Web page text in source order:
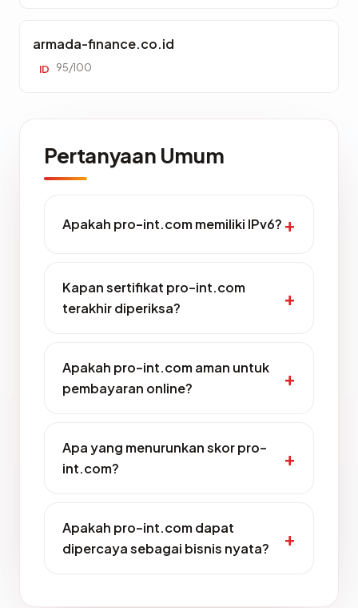
armada-finance.co.id
ID 95/100
Pertanyaan Umum
Apakah pro-int.com memiliki IPv6?
Kapan sertifikat pro-int.com
terakhir diperiksa?
Apakah pro-int.com aman untuk
pembayaran online?
Apa yang menurunkan skor pro-
int.com?
Apakah pro-int.com dapat
dipercaya sebagai bisnis nyata?